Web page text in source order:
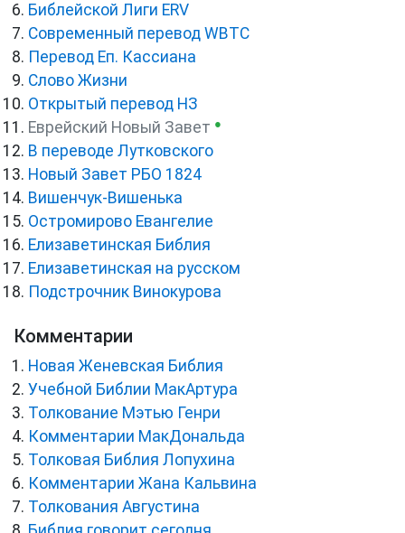
Библейской Лиги ERV
Cовременный перевод WBTC
Перевод Еп. Кассиана
Слово Жизни
Открытый перевод НЗ
Еврейский Новый Завет ●
В переводе Лутковского
Новый Завет РБО 1824
Вишенчук-Вишенька
Остромирово Евангелие
Елизаветинская Библия
Елизаветинская на русском
Подстрочник Винокурова
Комментарии
Новая Женевская Библия
Учебной Библии МакАртура
Толкование Мэтью Генри
Комментарии МакДональда
Толковая Библия Лопухина
Комментарии Жана Кальвина
Толкования Августина